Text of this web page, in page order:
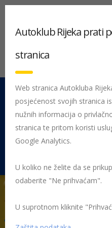
051 212 442 Centrala
Pon - Pet 08:00 - 16:00
Rujevica 9/1, 51000 Rijeka
Početna Posljednje objavljene
Autoklub Rijeka prati
stranica
Web stranica Autokluba
posjećenost svojih stranica
nužnih informacija o
stranica te pritom koristi
Google Analytics.
U koliko ne želite da se
odaberite "Ne prihvaćam".
U suprotnom kliknite